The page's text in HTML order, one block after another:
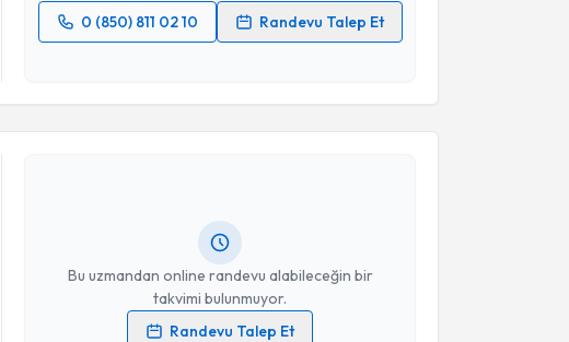
0 (850) 811 02 10
Randevu Talep Et
işlenmesini kabul ediyorum.
Bu uzmandan online randevu alabileceğin bir
takvimi bulunmuyor.
Randevu Talep Et
Randevu Takvimi Talebi
Dt. Zeynep Çiçek